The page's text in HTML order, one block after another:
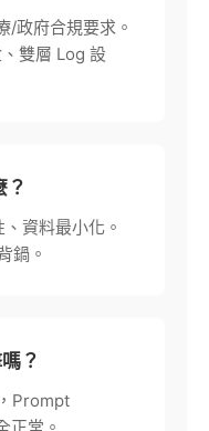
/政府合規要求。
雙層 Log 設
？
資料最小化。
鍋。
？
Prompt